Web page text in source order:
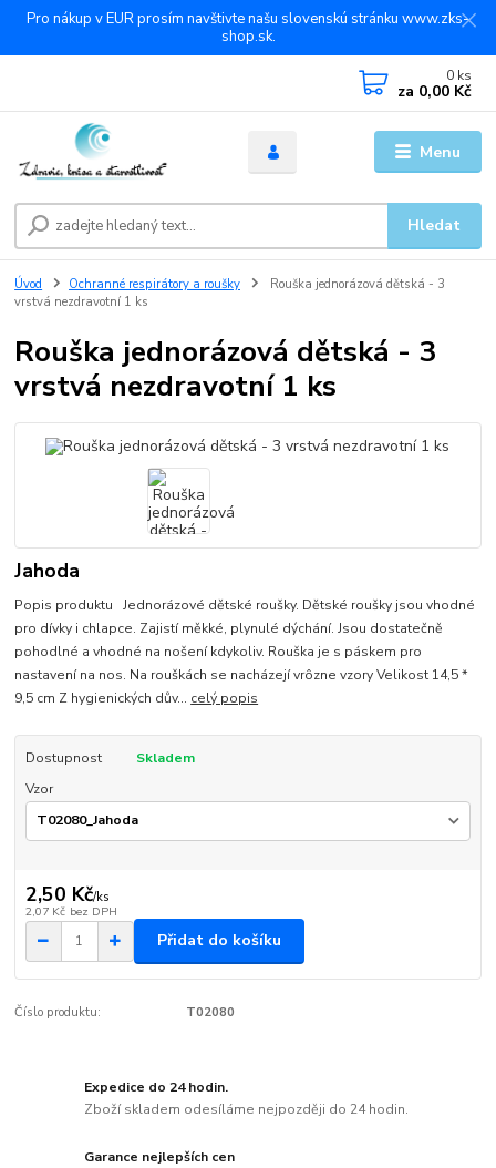
Pro nákup v EUR prosím navštivte našu slovenskú stránku www.zks-
shop.sk.
Menu
Hledat
0 ks
za 0,00 Kč
Úvod Ochranné respirátory a roušky
Rouška jednorázová dětská - 3
vrstvá nezdravotní 1 ks
Rouška jednorázová dětská - 3
vrstvá nezdravotní 1 ks
Jahoda
Popis produktu Jednorázové dětské roušky. Dětské roušky jsou vhodné
pro dívky i chlapce. Zajistí měkké, plynulé dýchání. Jsou dostatečně
pohodlné a vhodné na nošení kdykoliv. Rouška je s páskem pro
nastavení na nos. Na rouškách se nacházejí vrôzne vzory Velikost 14,5 *
9,5 cm Z hygienických dův... celý popis
Dostupnost
Skladem
Vzor
2,50 Kč/ks
2,07 Kč bez DPH
Přidat do košíku
Číslo produktu: T02080
Expedice do 24 hodin.
Zboží skladem odesíláme nejpozději do 24 hodin.
Garance nejlepších cen